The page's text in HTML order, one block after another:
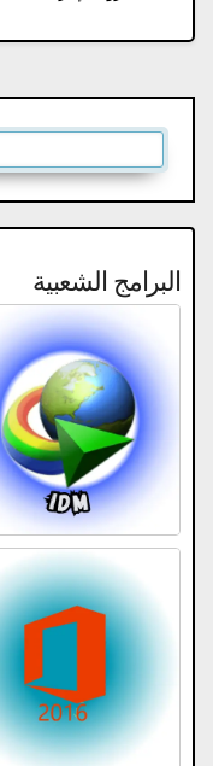
البرامج الشعبية